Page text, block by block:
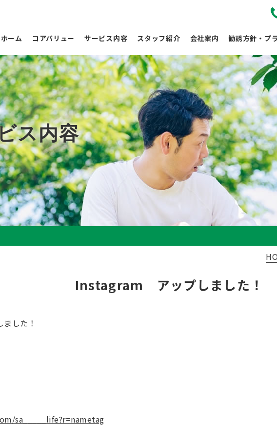
ホーム コアバリュー サービス内容 スタッフ紹介 会社案内 勧誘方針・プ
ス内容
Instagram アップしました！
した！
sa_____life?r=nametag